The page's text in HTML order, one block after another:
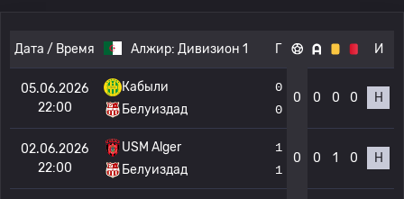
Дата / Время Алжир: Дивизион 1 Г И
05.06.2026
22:00
Кабыли
Белуиздад
0
0
0 0 0 0 Н
02.06.2026
22:00
USM Alger
Белуиздад
1
1
0 0 1 0 Н